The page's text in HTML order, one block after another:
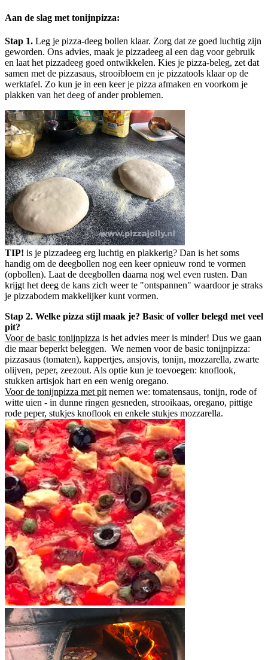
Aan de slag met tonijnpizza:
Stap 1. Leg je pizza-deeg bollen klaar. Zorg dat ze goed luchtig zijn
geworden. Ons advies, maak je pizzadeeg al een dag voor gebruik
en laat het pizzadeeg goed ontwikkelen. Kies je pizza-beleg, zet dat
samen met de pizzasaus, strooibloem en je pizzatools klaar op de
werktafel. Zo kun je in een keer je pizza afmaken en voorkom je
plakken van het deeg of ander problemen.
TIP! is je pizzadeeg erg luchtig en plakkerig? Dan is het soms
handig om de deegbollen nog een keer opnieuw rond te vormen
(opbollen). Laat de deegbollen daarna nog wel even rusten. Dan
krijgt het deeg de kans zich weer te "ontspannen" waardoor je straks
je pizzabodem makkelijker kunt vormen.
Stap 2. Welke pizza stijl maak je? Basic of voller belegd met veel
pit?
Voor de basic tonijnpizza is het advies meer is minder! Dus we gaan
die maar beperkt beleggen. We nemen voor de basic tonijnpizza:
pizzasaus (tomaten), kappertjes, ansjovis, tonijn, mozzarella, zwarte
olijven, peper, zeezout. Als optie kun je toevoegen: knoflook,
stukken artisjok hart en een wenig oregano.
Voor de tonijnpizza met pit nemen we: tomatensaus, tonijn, rode of
witte uien - in dunne ringen gesneden, strooikaas, oregano, pittige
rode peper, stukjes knoflook en enkele stukjes mozzarella.